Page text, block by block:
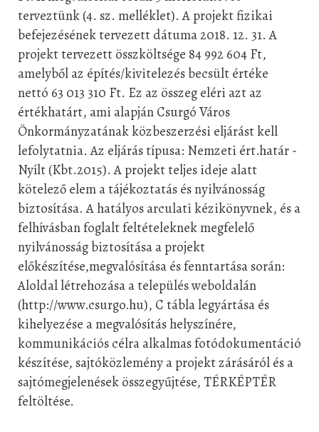
terveztünk (4. sz. melléklet). A projekt fizikai
befejezésének tervezett dátuma 2018. 12. 31. A
projekt tervezett összköltsége 84 992 604 Ft,
amelyből az építés/kivitelezés becsült értéke
nettó 63 013 310 Ft. Ez az összeg eléri azt az
értékhatárt, ami alapján Csurgó Város
Önkormányzatának közbeszerzési eljárást kell
lefolytatnia. Az eljárás típusa: Nemzeti ért.határ -
Nyílt (Kbt.2015). A projekt teljes ideje alatt
kötelező elem a tájékoztatás és nyilvánosság
biztosítása. A hatályos arculati kézikönyvnek, és a
felhívásbanfoglalt feltételeknek megfelelő
nyilvánosság biztosítása a projekt
előkészítése,megvalósítása és fenntartása során:
Aloldal létrehozása a település weboldalán
(http://www.csurgo.hu), C tábla legyártása és
kihelyezése a megvalósítás helyszínére,
kommunikációs célra alkalmas fotódokumentáció
készítése, sajtóközlemény a projektzárásáról és a
sajtómegjelenések összegyűjtése, TÉRKÉPTÉR
feltöltése.